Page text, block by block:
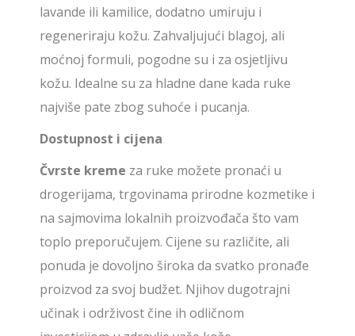
lavande ili kamilice, dodatno umiruju i
regeneriraju kožu. Zahvaljujući blagoj, ali
moćnoj formuli, pogodne su i za osjetljivu
kožu. Idealne su za hladne dane kada ruke
najviše pate zbog suhoće i pucanja.
Dostupnost i cijena
Čvrste kreme za ruke možete pronaći u
drogerijama, trgovinama prirodne kozmetike i
na sajmovima lokalnih proizvođača što vam
toplo preporučujem. Cijene su različite, ali
ponuda je dovoljno široka da svatko pronađe
proizvod za svoj budžet. Njihov dugotrajni
učinak i održivost čine ih odličnom